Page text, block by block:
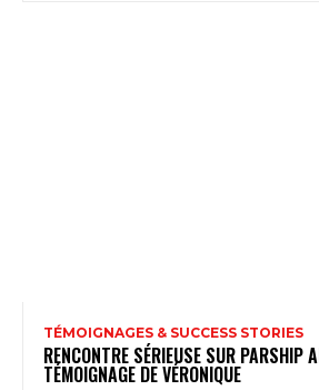
TÉMOIGNAGES & SUCCESS STORIES
RENCONTRE SÉRIEUSE SUR PARSHIP
TÉMOIGNAGE DE VÉRONIQUE